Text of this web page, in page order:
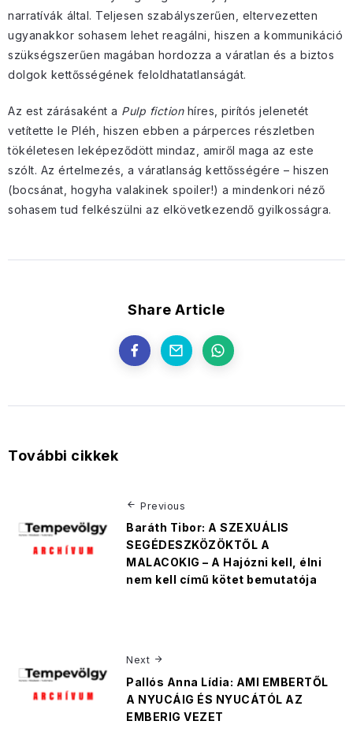
narratívák által. Teljesen szabályszerűen, eltervezetten
ugyanakkor sohasem lehet reagálni, hiszen a kommunikáció
szükségszerűen magában hordozza a váratlan és a biztos
dolgok kettősségének feloldhatatlanságát.
Az est zárásaként a Pulp fiction híres, pirítós jelenetét
vetítette le Pléh, hiszen ebben a párperces részletben
tökéletesen leképeződött mindaz, amiről maga az este
szólt. Az értelmezés, a váratlanság kettősségére – hiszen
(bocsánat, hogyha valakinek spoiler!) a mindenkori néző
sohasem tud felkészülni az elkövetkezendő gyilkosságra.
Share Article
További cikkek
Previous
Baráth Tibor: A SZEXUÁLIS
SEGÉDESZKÖZÖKTŐL A
MALACOKIG – A Hajózni kell, élni
nem kell című kötet bemutatója
Next
Pallós Anna Lídia: AMI EMBERTŐL
A NYUCÁIG ÉS NYUCÁTÓL AZ
EMBERIG VEZET